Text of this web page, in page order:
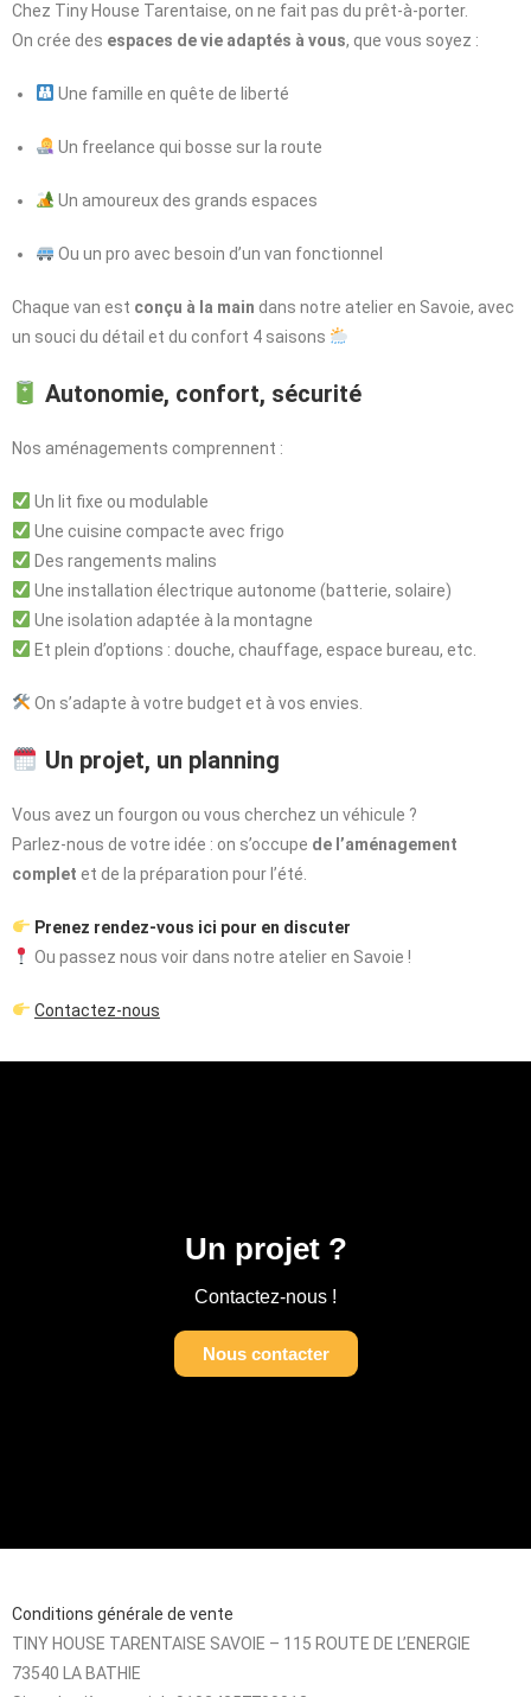
Chez Tiny House Tarentaise, on ne fait pas du prêt-à-porter.
On crée des espaces de vie adaptés à vous, que vous soyez :
Une famille en quête de liberté
Un freelance qui bosse sur la route
Un amoureux des grands espaces
Ou un pro avec besoin d’un van fonctionnel
Chaque van est conçu à la main dans notre atelier en Savoie, avec
un souci du détail et du confort 4 saisons
Autonomie, confort, sécurité
Nos aménagements comprennent :
Un lit fixe ou modulable
Une cuisine compacte avec frigo
Des rangements malins
Une installation électrique autonome (batterie, solaire)
Une isolation adaptée à la montagne
Et plein d’options : douche, chauffage, espace bureau, etc.
On s’adapte à votre budget et à vos envies.
Un projet, un planning
Vous avez un fourgon ou vous cherchez un véhicule ?
Parlez-nous de votre idée : on s’occupe de l’aménagement
complet et de la préparation pour l’été.
Prenez rendez-vous ici pour en discuter
Ou passez nous voir dans notre atelier en Savoie !
Contactez-nous
Un projet ?
Contactez-nous !
Nous contacter
Conditions générale de vente
TINY HOUSE TARENTAISE SAVOIE – 115 ROUTE DE L’ENERGIE
73540 LA BATHIE